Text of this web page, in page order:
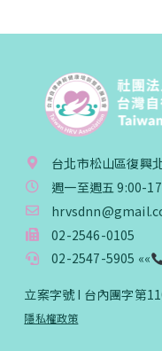
台北市松山區復興
週一至週五 9:00-
02-2546-0105
02-2547-5905 ««
立案字號 I 台內團字第
隱私權政策